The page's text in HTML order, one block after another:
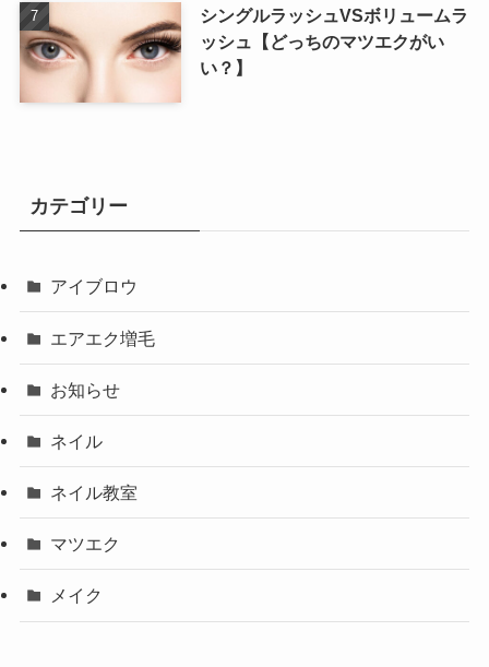
シングルラッシュVSボリュームラ
ッシュ【どっちのマツエクがい
い？】
カテゴリー
アイブロウ
エアエク増毛
お知らせ
ネイル
ネイル教室
マツエク
メイク